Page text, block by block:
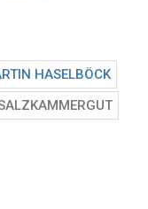
HASELBÖCK